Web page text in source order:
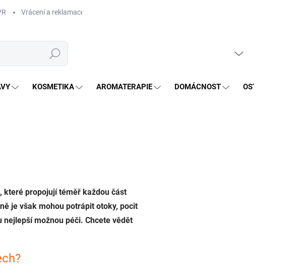
Vrácení a reklamace zboží
Hledat
KOSMETIKA AROMATERAPIE DOMÁCNOST OSTATNÍ
které propojují téměř každou část
je však mohou potrápit otoky, pocit
možnou péči. Chcete vědět